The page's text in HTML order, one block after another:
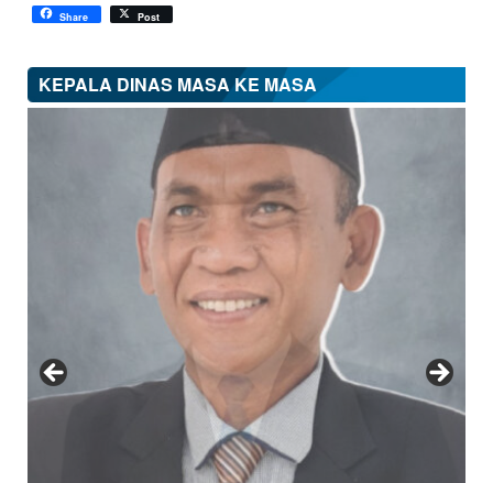
Share Post
KEPALA DINAS MASA KE MASA